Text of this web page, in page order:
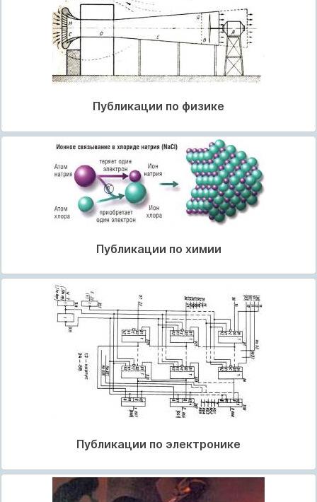
Публикации по физике
Публикации по химии
Публикации по электронике